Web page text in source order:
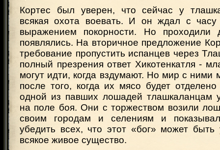
Кортес был уверен, что сейчас у
всякая охота воевать. И он ждал с
выражением покорности. Но
появлялись. На вторичное предложение
требование пропустить испанцев через
полный презрения ответ Хикотенкатля -
могут идти, когда вздумают. Но мир с
после того, когда их мясо будет
одной из павших лошадей тлашкаланцам
на поле боя. Они с торжеством возили
своим городам и селениям и
убедить всех, что этот «бог» может
всякое живое существо.